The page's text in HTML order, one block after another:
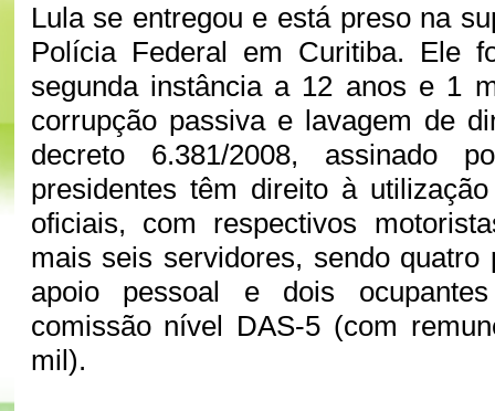
Lula se entregou e está preso na
Polícia Federal em Curitiba. Ele
segunda instância a 12 anos e 1
corrupção passiva e lavagem de
decreto 6.381/2008, assinado
presidentes têm direito à
oficiais, com respectivos
mais seis servidores, sendo quatro
apoio pessoal e dois
comissão nível DAS-5 (com
mil).